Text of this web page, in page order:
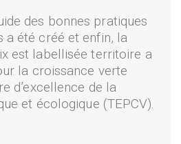
des bonnes pratiques
a été créé et enfin, la
est labellisée territoire a
la croissance verte
d’excellence de la
et écologique (TEPCV).